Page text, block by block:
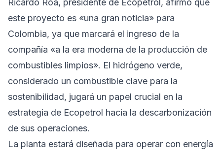
Ricardo Roa, presidente de Ecopetrol, afirmó que
este proyecto es «una gran noticia» para
Colombia, ya que marcará el ingreso de la
compañía «a la era moderna de la producción de
combustibles limpios». El hidrógeno verde,
considerado un combustible clave para la
sostenibilidad, jugará un papel crucial en la
estrategia de Ecopetrol hacia la descarbonización
de sus operaciones.
La planta estará diseñada para operar con energía